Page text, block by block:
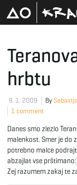
hrbtu
9. 1. 2009 By
1 comment
Danes smo zlezlo
malenkost. Smer je do
potrebno malce
abzajlat vse
Zej razumem zakaj te